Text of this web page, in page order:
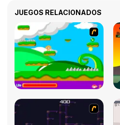
JUEGOS RELACIONADOS